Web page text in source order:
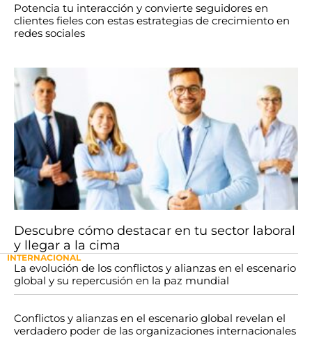
Potencia tu interacción y convierte seguidores en
clientes fieles con estas estrategias de crecimiento en
redes sociales
Descubre cómo destacar en tu sector laboral
y llegar a la cima
INTERNACIONAL
La evolución de los conflictos y alianzas en el escenario
global y su repercusión en la paz mundial
Conflictos y alianzas en el escenario global revelan el
verdadero poder de las organizaciones internacionales